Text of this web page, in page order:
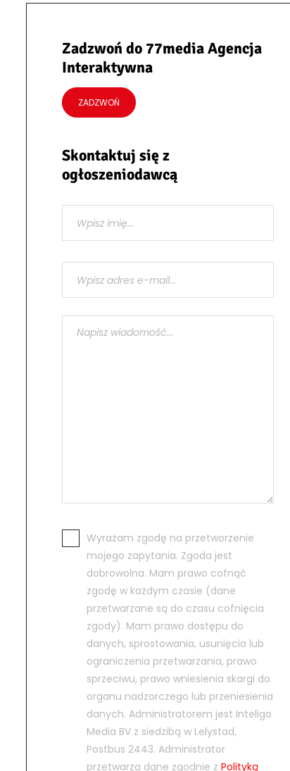
Zadzwoń do 77media Agencja
Interaktywna
ZADZWOŃ
Skontaktuj się z
ogłoszeniodawcą
Wyrażam zgodę na przetworzenie
mojego zapytania. Zgoda jest
dobrowolna. Mam prawo cofnąć
zgodę w każdym czasie (dane
przetwarzane są do czasu cofnięcia
zgody). Mam prawo dostępu do
danych, sprostowania, usunięcia lub
ograniczenia przetwarzania, prawo
sprzeciwu, prawo wniesienia skargi do
organu nadzorczego lub przeniesienia
danych. Administratorem jest Inteligo
Media BV z siedzibą w Lelystad,
Postbus 2443. Administrator
przetwarza dane zgodnie z Polityką